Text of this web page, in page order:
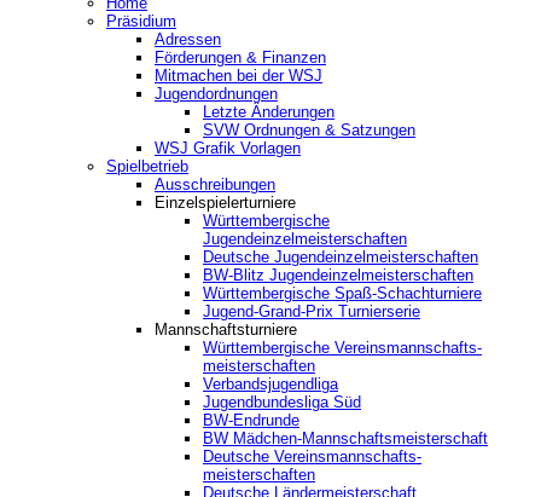
Präsidium
Adressen
Förderungen & Finanzen
Mitmachen bei der WSJ
Jugendordnungen
Letzte Änderungen
SVW Ordnungen & Satzungen
WSJ Grafik Vorlagen
Spielbetrieb
Ausschreibungen
Einzelspielerturniere
Württembergische
Jugendeinzelmeisterschaften
Deutsche Jugendeinzelmeisterschaften
BW-Blitz Jugendeinzelmeisterschaften
Württembergische Spaß-Schachturniere
Jugend-Grand-Prix Turnierserie
Mannschaftsturniere
Württembergische Vereinsmannschafts-
meisterschaften
Verbandsjugendliga
Jugendbundesliga Süd
BW-Endrunde
BW Mädchen-Mannschaftsmeisterschaft
Deutsche Vereinsmannschafts-
meisterschaften
Deutsche Ländermeisterschaft